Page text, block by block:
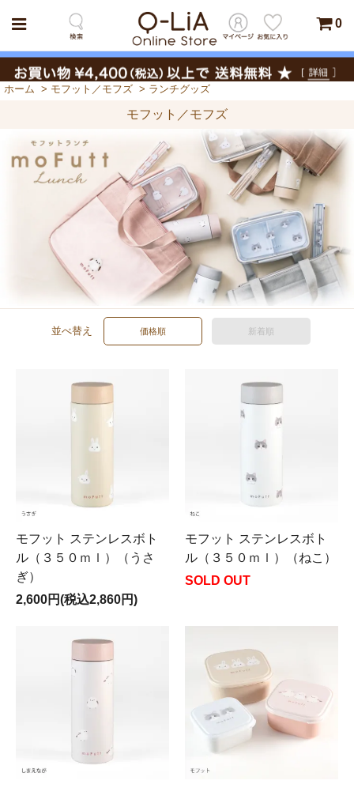
0
ホーム > モフット／モフズ > ランチグッズ
モフット／モフズ
並べ替え 価格順 新着順
モフット ステンレスボト
ル（３５０ｍｌ）（うさ
ぎ）
2,600円(税込2,860円)
モフット ステンレスボト
ル（３５０ｍｌ）（ねこ）
SOLD OUT